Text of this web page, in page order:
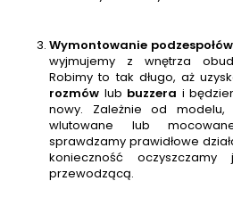
Wymontowanie podzespołów
wyjmujemy z wnętrza
Robimy to tak długo, aż
rozmów lub buzzera i
nowy. Zależnie od
wlutowane lub
sprawdzamy prawidłowe
konieczność
przewodzącą.